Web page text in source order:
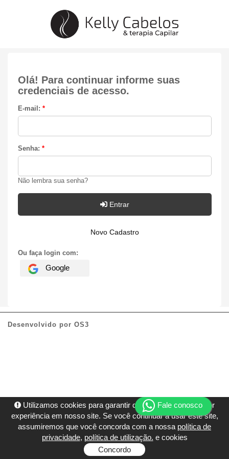
Utilizamos cookies para garantir que você tenha a melhor
experiência em nosso site. Se você continuar a usar este site,
assumiremos que você concorda com a nossa política de
privacidade, política de utilização. e cookies
Concordo
Olá! Para continuar informe suas
credenciais de acesso.
E-mail: *
Senha: *
Não lembra sua senha?
Entrar
Novo Cadastro
Ou faça login com:
Google
Desenvolvido por OS3
Fale conosco